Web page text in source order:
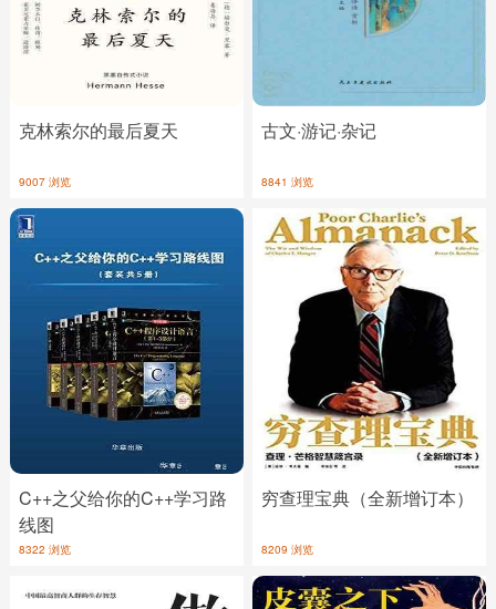
克林索尔的最后夏天
9007 浏览
古文·游记·杂记
8841 浏览
C++之父给你的C++学习路
线图
8322 浏览
穷查理宝典（全新增订本）
8209 浏览